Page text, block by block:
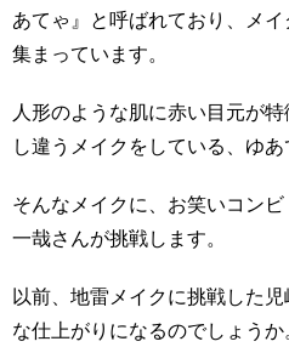
あてゃ』と呼ばれており、メ
集まっています。
人形のような肌に赤い目元が
し違うメイクをしている、ゆあ
そんなメイクに、お笑いコン
一哉さんが挑戦します。
以前、地雷メイクに挑戦した
な仕上がりになるのでしょうか。